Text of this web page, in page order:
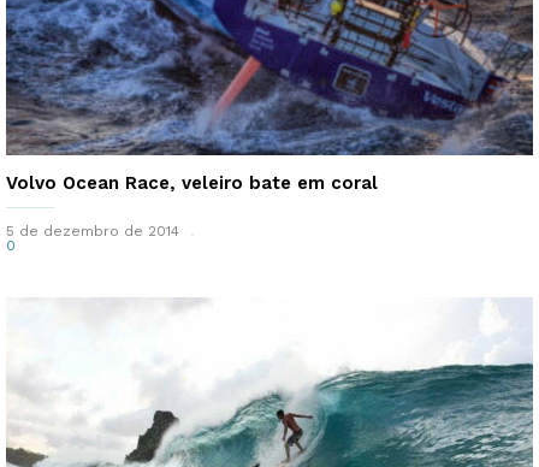
Volvo Ocean Race, veleiro bate em coral
5 de dezembro de 2014
0